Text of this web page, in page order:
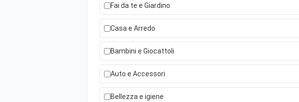
Fai da te e Giardino
Casa e Arredo
Bambini e Giocattoli
Auto e Accessori
Bellezza e igiene